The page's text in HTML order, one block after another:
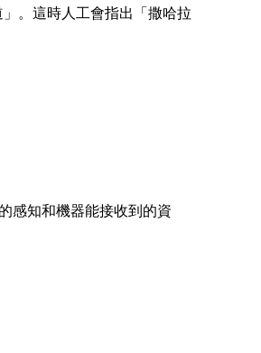
。這時人工會指出「撒哈拉
感知和機器能接收到的資